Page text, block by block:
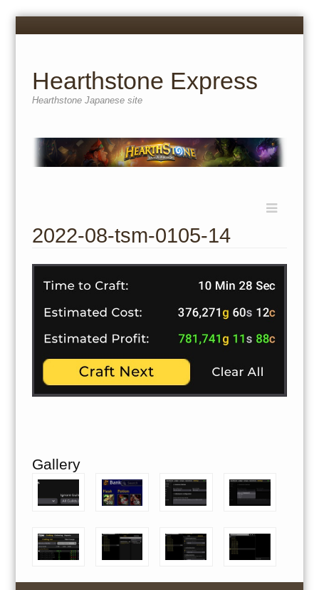
Menu
Hearthstone Express
Hearthstone Japanese site
content
2022-08-tsm-0105-14
Gallery